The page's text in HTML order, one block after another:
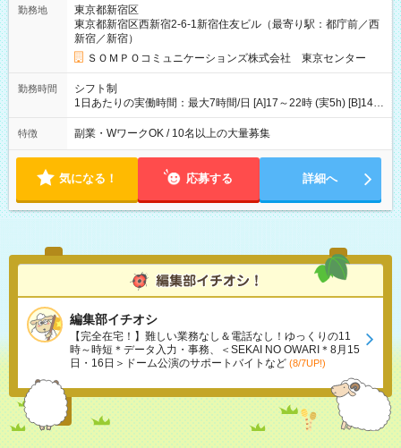
━━━━━━━━━━━━━━━ ■月収例 ◎ロングシフト（週3日×実7h） [1]
金曜日収：15160円×4日＝60640円 [2]土曜日収：15960円×5日
＝79800円 [3]日曜日収：15960円×5日＝79800円 [1]＋[2]＋[3]＝
月収22万240円 ◎ショートシフト（週3日×実5h） [1]月曜日収：
10400円×4日＝41600円 [2]金曜日収：11400円×4日＝45600円
[3]土曜日収：11400円×5日＝57000円 [1]＋[2]＋[3]＝月収14万
4200円 【試用期間】試用期間あり 試用期間の長さ：3ヶ月 ※ 雇
態：本採用時と同じです。 給与：時給 1,780円以上 ※各加算給
無
勤務地
東京都新宿区
東京都新宿区西新宿2-6-1新宿住友ビル（最寄り駅：都庁前／西
新宿／新宿）
ＳＯＭＰＯコミュニケーションズ株式会社 東京センター
勤務時間
シフト制
1日あたりの実働時間：最大7時間/日 [A]17～22時 (実5h) [B]14～
22時 (実7h/休1h） ★週3～5日※土or日必須 ◎休日：平日メイン
※[B]OJT終了後要相談 ◎下記選択制 （1）曜日固定 週3～・土or
選択可 ▶ご確認 祝日/GW/年末年始等も シフト通りの出勤が必要
です
特徴 副業・WワークOK / 10名以上の大量募集
気になる！ 応募する 詳細へ
編集部イチオシ
【完全在宅！】難しい業務なし＆電話なし！ゆっくりの11
時～時短＊データ入力・事務、＜SEKAI NO OWARI＊8月15
日・16日＞ドーム公演のサポートバイトなど (8/7UP!)